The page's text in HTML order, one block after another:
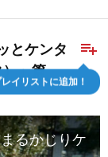
playlist_add
レイリストに追加！
とケンタ
）」篇
るかじりケン